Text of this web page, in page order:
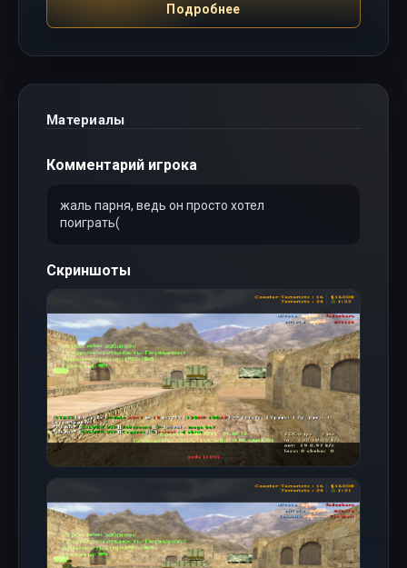
Подробнее
Материалы
Комментарий игрока
жаль парня, ведь он просто хотел
поиграть(
Скриншоты